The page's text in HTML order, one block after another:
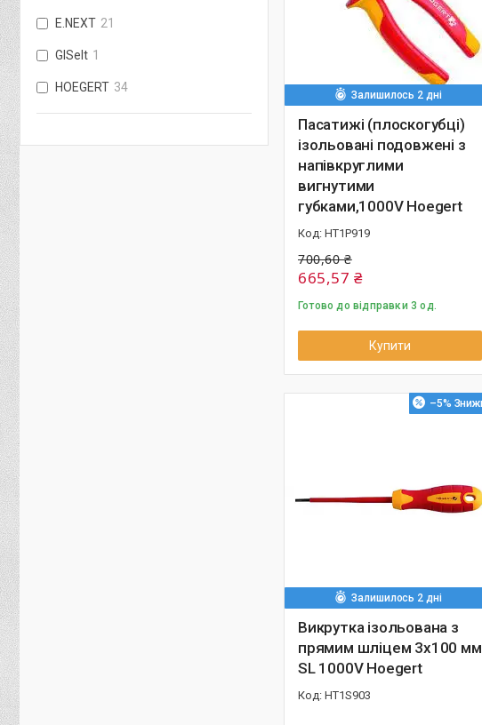
Залишилось 2 дні
Пасатижі (плоскогубці)
ізольовані подовжені з
напівкруглими
вигнутими
губками,1000V Hoegert
HT1P919
700,60 ₴
665,57 ₴
Готово до відправки 3 од.
Купити
–5%
Залишилось 2 дні
Викрутка ізольована з
прямим шліцем 3x100 мм
SL 1000V Hoegert
HT1S903
E.NEXT 21
GISelt 1
HOEGERT 34